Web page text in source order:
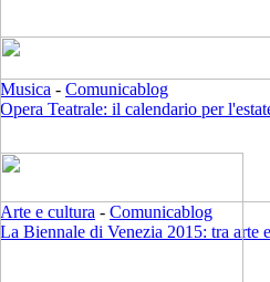
Musica - Comunicablog
Opera Teatrale: il calendario per
Arte e cultura - Comunicablog
La Biennale di Venezia 2015: tra arte